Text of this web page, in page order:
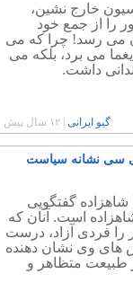
خارج نشین،
را از جمع خود
می رسد! چرا که می
یغما می برد، بلکه می
داشت.
گیو ایرانی ۱۲ سال پیش
سی نشانه سیاست
گفتگویی
است. آنان که
را فردی آزاد، درست
های وی نشان دهنده
طبیعت متظاهر و